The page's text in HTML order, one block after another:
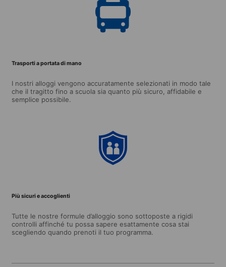
Trasporti a portata di mano
I nostri alloggi vengono accuratamente selezionati in modo tale
che il tragitto fino a scuola sia quanto più sicuro, affidabile e
semplice possibile.
Più sicuri e accoglienti
Tutte le nostre formule d’alloggio sono sottoposte a rigidi
controlli affinché tu possa sapere esattamente cosa stai
scegliendo quando prenoti il tuo programma.